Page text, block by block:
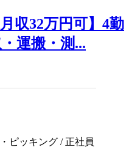
収32万円可】4勤
運搬・測...
ピッキング / 正社員